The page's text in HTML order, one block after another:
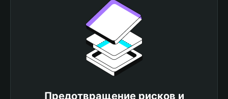
Предотвращение рисков и